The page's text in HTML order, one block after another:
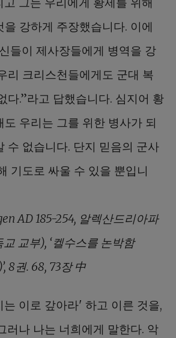
을 강하게 주장했습니다. 이에
들이 제사장들에게 병역을 강
리 크리스천들에게도 군대 복
다.”라고 답했습니다. 심지어 황
우리는 그를 위한 병사가 되
수 없습니다. 단지 믿음의 군사
기도로 싸울 수 있을 뿐입니
AD 185-254, 알렉산드리아파
교부), ‘켈수스를 논박함
8권. 68, 73장 中
이로 갚아라' 하고 이른 것을,
러나 나는 너희에게 말한다. 악